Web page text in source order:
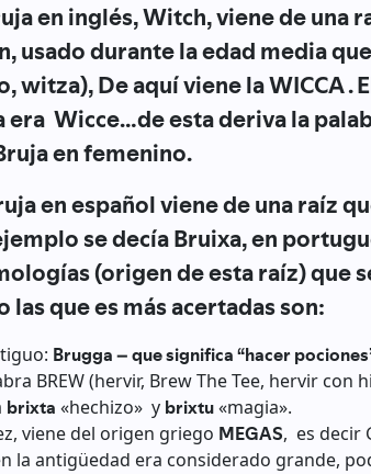
en inglés, Witch, viene de una
usado durante la edad media
witza), De aquí viene la WICCA .
era Wicce…de esta deriva la
en femenino.
en español viene de una raíz
se decía Bruixa, en
(origen de esta raíz) que
las que es más acertadas son:
Brugga – que significa “hacer
BREW (hervir, Brew The Tee, hervir con
brixta «hechizo» y brixtu«magia».
viene del origen griego MEGAS, es decir
la antigüedad era considerado grande,